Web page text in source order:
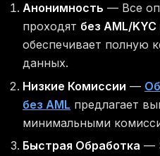
Анонимность — Все
проходят без AML/
обеспечивает полную
данных.
Низкие Комиссии —
без AML предлагает
минимальными
Быстрая Обработка —